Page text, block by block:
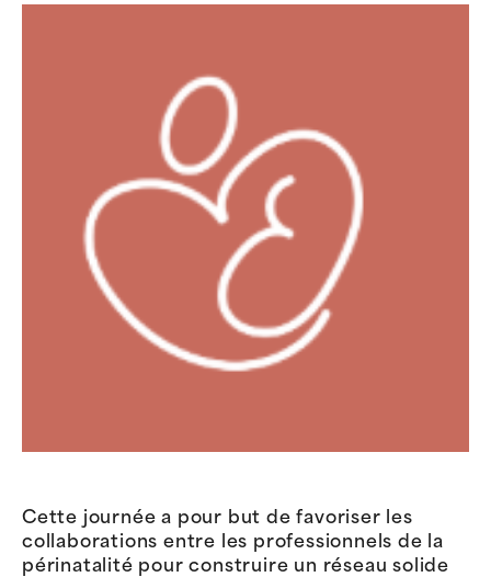
Cette journée a pour but de favoriser les
collaborations entre les professionnels de la
périnatalité pour construire un réseau solide